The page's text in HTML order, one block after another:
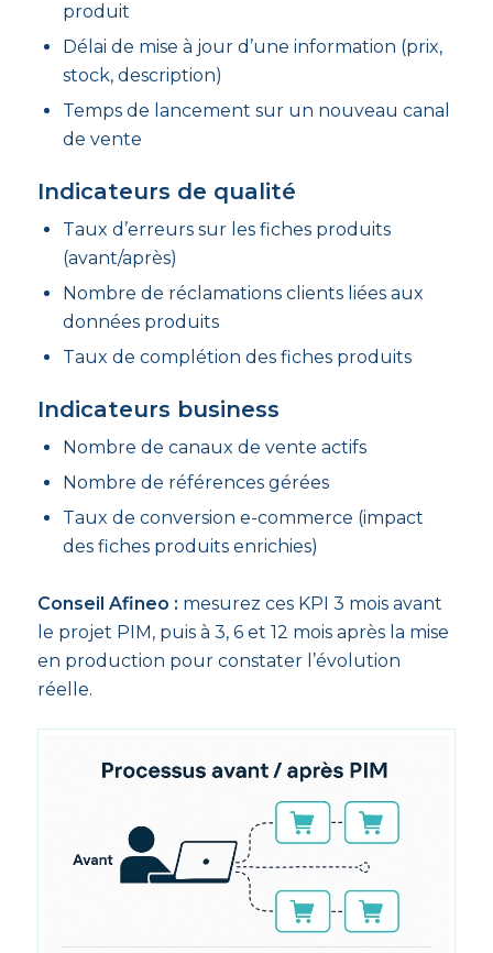
produit
Délai de mise à jour d’une information (prix,
stock, description)
Temps de lancement sur un nouveau canal
de vente
Indicateurs de qualité
Taux d’erreurs sur les fiches produits
(avant/après)
Nombre de réclamations clients liées aux
données produits
Taux de complétion des fiches produits
Indicateurs business
Nombre de canaux de vente actifs
Nombre de références gérées
Taux de conversion e-commerce (impact
des fiches produits enrichies)
Conseil Afineo : mesurez ces KPI 3 mois avant
le projet PIM, puis à 3, 6 et 12 mois après la mise
en production pour constater l’évolution
réelle.